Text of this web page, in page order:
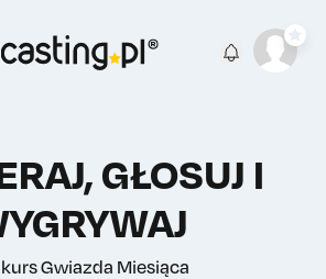
GŁOSUJ I
Gwiazda Miesiąca